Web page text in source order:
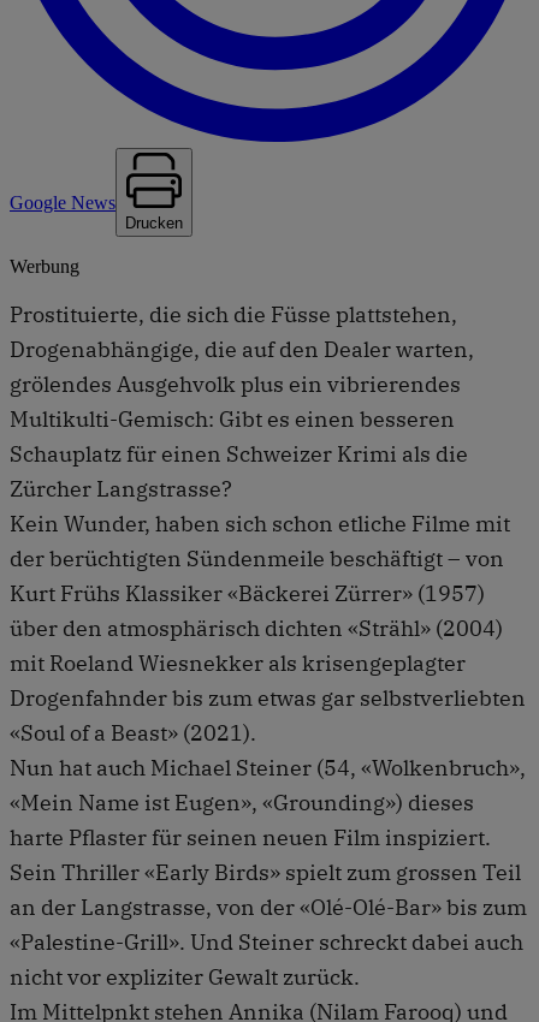
Google News
Drucken
Werbung
Prostituierte, die sich die Füsse plattstehen,
Drogenabhängige, die auf den Dealer warten,
grölendes Ausgehvolk plus ein vibrierendes
Multikulti-Gemisch: Gibt es einen besseren
Schauplatz für einen Schweizer Krimi als die
Zürcher Langstrasse?
Kein Wunder, haben sich schon etliche Filme mit
der berüchtigten Sündenmeile beschäftigt – von
Kurt Frühs Klassiker «Bäckerei Zürrer» (1957)
über den atmosphärisch dichten «Strähl» (2004)
mit Roeland Wiesnekker als krisengeplagter
Drogenfahnder bis zum etwas gar selbstverliebten
«Soul of a Beast» (2021).
Nun hat auch Michael Steiner (54, «Wolkenbruch»,
«Mein Name ist Eugen», «Grounding») dieses
harte Pflaster für seinen neuen Film inspiziert.
Sein Thriller «Early Birds» spielt zum grossen Teil
an der Langstrasse, von der «Olé-Olé-Bar» bis zum
«Palestine-Grill». Und Steiner schreckt dabei auch
nicht vor expliziter Gewalt zurück.
Im Mittelpnkt stehen Annika (Nilam Farooq) und